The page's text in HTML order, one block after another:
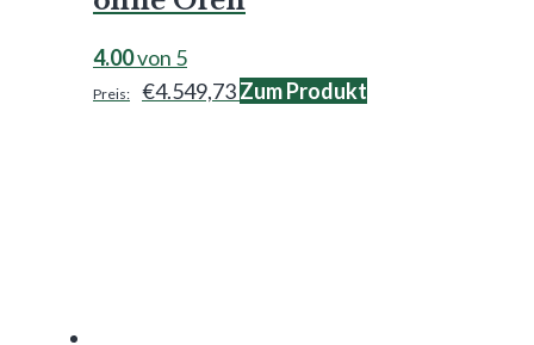
4.00von 5
€4.549,73Zum Produkt